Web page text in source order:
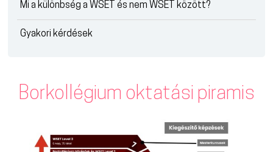
Mi a különbség a WSET és nem WSET között?
Gyakori kérdések
Borkollégium oktatási piramis